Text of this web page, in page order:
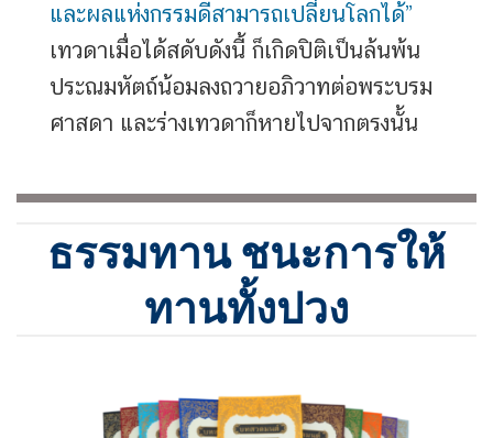
และผลแห่งกรรมดีสามารถเปลี่ยนโลกได้”
เทวดาเมื่อได้สดับดังนี้ ก็เกิดปิติเป็นล้นพ้น
ประณมหัตถ์น้อมลงถวายอภิวาทต่อพระบรม
ศาสดา และร่างเทวดาก็หายไปจากตรงนั้น
ธรรมทาน ชนะการให้
ทานทั้งปวง